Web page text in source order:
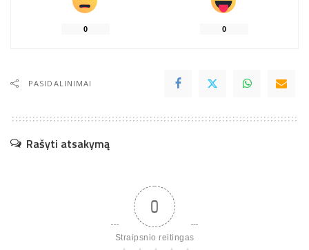
0 0
PASIDALINIMAI
Rašyti atsakymą
0
Straipsnio reitingas